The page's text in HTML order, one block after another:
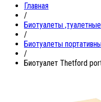
Главная
/
Биотуалеты
/
Биотуалеты
/
Биотуалет Thetford